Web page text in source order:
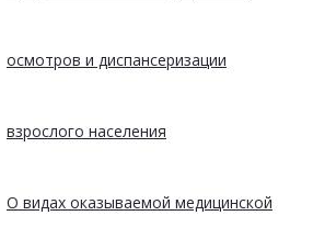
осмотров и диспансеризации
взрослого населения
О видах оказываемой медицинской